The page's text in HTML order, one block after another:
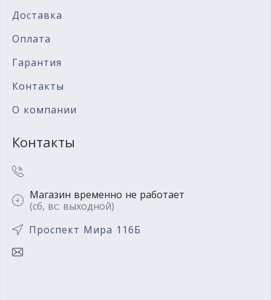
Доставка
Оплата
Гарантия
Контакты
О компании
Контакты
Магазин временно не работает
(сб, вс: выходной)
Проспект Мира 116Б